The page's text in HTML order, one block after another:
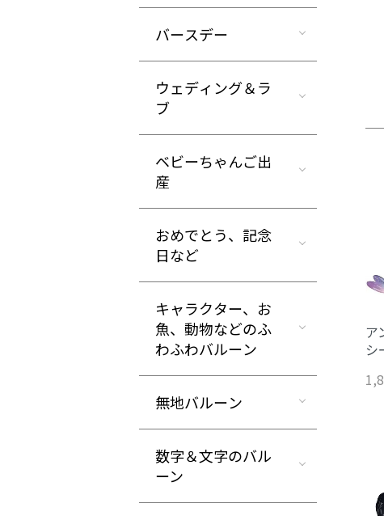
ア
シ
バースデー
ウェディング＆ラ
ブ
ベビーちゃんご出
産
おめでとう、記念
日など
キャラクター、お
魚、動物などのふ
わふわバルーン
無地バルーン
数字＆文字のバル
ーン